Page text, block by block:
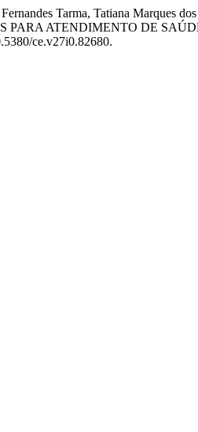
Tarma, Tatiana Marques
PARA ATENDIMENTO DE
ce.v27i0.82680.